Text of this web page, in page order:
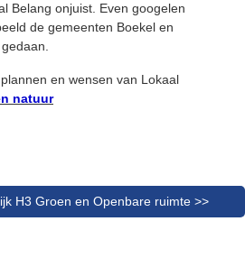
Belang onjuist. Even googelen
de gemeenten Boekel en
en wensen van Lokaal
natuur
H3 Groen en Openbare ruimte >>